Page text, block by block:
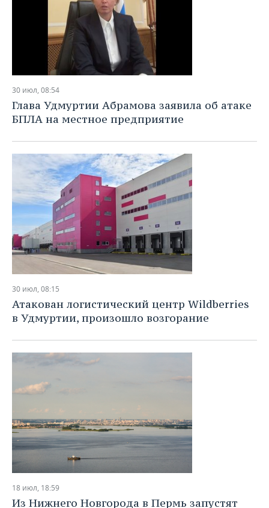
30 июл, 08:54
Глава Удмуртии Абрамова заявила об атаке
БПЛА на местное предприятие
30 июл, 08:15
Атакован логистический центр Wildberries
в Удмуртии, произошло возгорание
18 июл, 18:59
Из Нижнего Новгорода в Пермь запустят